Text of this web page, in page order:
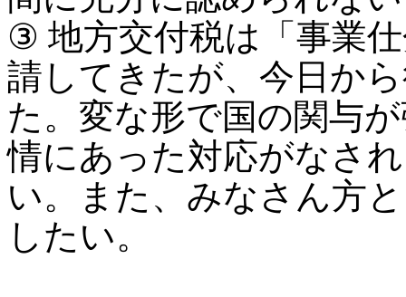
③ 地方交付税は「事業
請してきたが、今日か
た。変な形で国の関与
情にあった対応がなさ
い。また、みなさん方
したい。